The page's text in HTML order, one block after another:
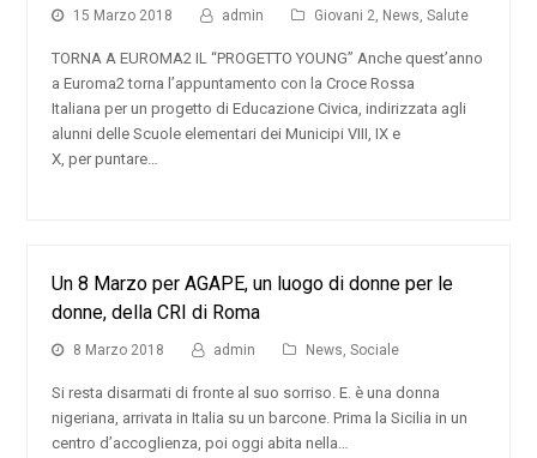
15 Marzo 2018 admin Giovani 2, News, Salute
TORNA A EUROMA2 IL “PROGETTO YOUNG” Anche quest’anno
a Euroma2 torna l’appuntamento con la Croce Rossa
Italiana per un progetto di Educazione Civica, indirizzata agli
alunni delle Scuole elementari dei Municipi VIII, IX e
X, per puntare…
Un 8 Marzo per AGAPE, un luogo di donne per le
donne, della CRI di Roma
8 Marzo 2018 admin News, Sociale
Si resta disarmati di fronte al suo sorriso. E. è una donna
nigeriana, arrivata in Italia su un barcone. Prima la Sicilia in un
centro d’accoglienza, poi oggi abita nella…